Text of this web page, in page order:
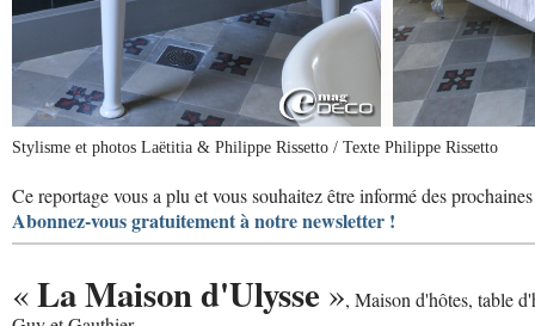
Stylisme et photos Laëtitia & Philippe Rissetto / Texte Philippe Rissetto
Ce reportage vous a plu et vous souhaitez être informé des
Abonnez-vous gratuitement à notre newsletter !
«La Maison d'Ulysse », Maison d'hôtes, table